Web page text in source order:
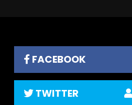
FACEBOOK
TWITTER